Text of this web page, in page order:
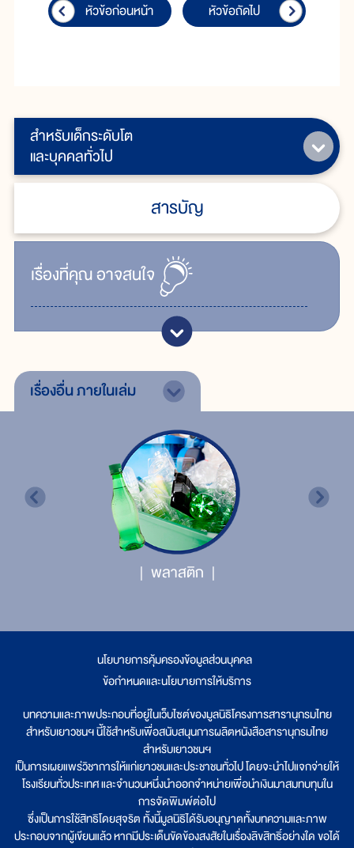
สำหรับเด็กระดับโต
และบุคคลทั่วไป
สารบัญ
เรื่ิองที่คุณอาจสนใจ
หัวข้อก่อนหน้า หัวข้อถัดไป
เรื่องอื่นภายในเล่ม
พลาสติก
นโยบายการคุ้มครองข้อมูลส่วนบุคคล
ข้อกำหนดและนโยบายการให้บริการ
บทความและภาพประกอบที่อยู่ในเว็บไซต์ของมูลนิธิโครงการสารานุกรมไทย
สำหรับเยาวชนฯ นี้ใช้สำหรับเพื่อสนับสนุนการผลิตหนังสือสารานุกรมไทย
สำหรับเยาวชนฯ
เป็นการเผยแพร่วิชาการให้แก่เยาวชนและประชาชนทั่วไป โดยจะนำไปแจกจ่ายให้
โรงเรียนทั่วประเทศ และจำนวนหนึ่งนำออกจำหน่ายเพื่อนำเงินมาสมทบทุนใน
การจัดพิมพ์ต่อไป
ซึ่งเป็นการใช้สิทธิโดยสุจริต ทั้งนี้มูลนิธิได้รับอนุญาตทั้งบทความและภาพ
ประกอบจากผู้เขียนแล้ว หากมีประเด็นขัดข้องสงสัยในเรื่องลิขสิทธิ์อย่างใด ขอได้